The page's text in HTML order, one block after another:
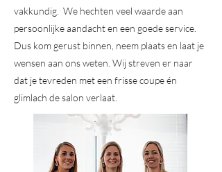
vakkundig. We hechten veel waarde aan
persoonlijke aandacht en een goede service.
Dus kom gerust binnen, neem plaats en laat je
wensen aan ons weten. Wij streven er naar
dat je tevreden met een frisse coupe én
glimlach de salon verlaat.